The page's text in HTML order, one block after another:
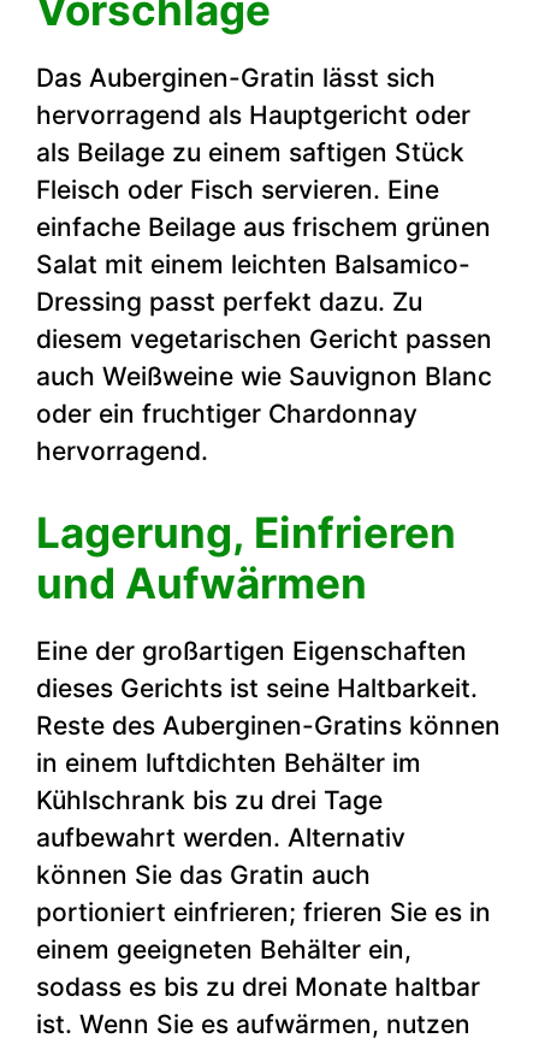
Das Auberginen-Gratin lässt sich
hervorragend als Hauptgericht oder
als Beilage zu einem saftigen Stück
Fleisch oder Fisch servieren. Eine
einfache Beilage aus frischem grünen
Salat mit einem leichten Balsamico-
Dressing passt perfekt dazu. Zu
diesem vegetarischen Gericht passen
auch Weißweine wie Sauvignon Blanc
oder ein fruchtiger Chardonnay
hervorragend.
Lagerung, Einfrieren
und Aufwärmen
Eine der großartigen Eigenschaften
dieses Gerichts ist seine Haltbarkeit.
Reste des Auberginen-Gratins können
in einem luftdichten Behälter im
Kühlschrank bis zu drei Tage
aufbewahrt werden. Alternativ
können Sie das Gratin auch
portioniert einfrieren; frieren Sie es in
einem geeigneten Behälter ein,
sodass es bis zu drei Monate haltbar
ist. Wenn Sie es aufwärmen, nutzen